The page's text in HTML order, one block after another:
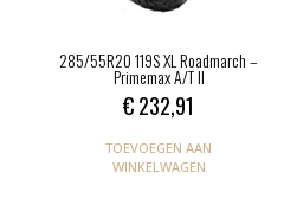
285/55R20 119S XL Roadmarch –
Primemax A/T ll
€232,91
TOEVOEGEN AAN
WINKELWAGEN